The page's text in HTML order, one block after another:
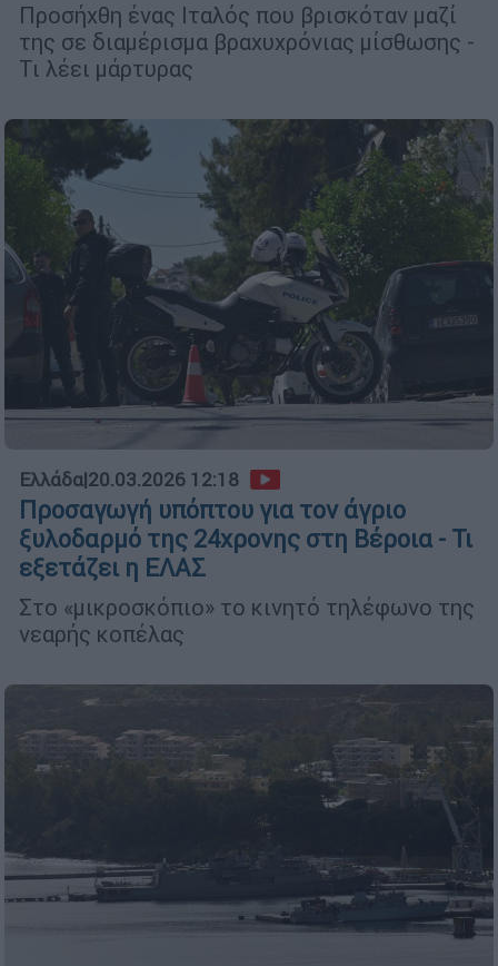
Προσήχθη ένας Ιταλός που βρισκόταν μαζί
της σε διαμέρισμα βραχυχρόνιας μίσθωσης -
Τι λέει μάρτυρας
Ελλάδα|20.03.2026 12:18
Προσαγωγή υπόπτου για τον άγριο
ξυλοδαρμό της 24χρονης στη Βέροια - Τι
εξετάζει η ΕΛΑΣ
Στο «μικροσκόπιο» το κινητό τηλέφωνο της
νεαρής κοπέλας